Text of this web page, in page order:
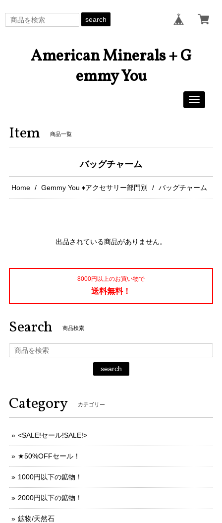
search
American Minerals + G
emmy You
Toggle
Item 商品一覧
バッグチャーム
Home Gemmy You ♦︎アクセサリー部門別 バッグチャーム
出品されている商品がありません。
8000円以上のお買い物で
送料無料！
Search 商品検索
search
Category カテゴリー
<SALE!セール!SALE!>
★50%OFFセール！
1000円以下の鉱物！
2000円以下の鉱物！
鉱物/天然石